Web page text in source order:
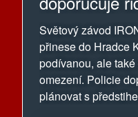
oblasti
vyhnout
Světový závod
přinese do Hradce
podívanou, ale
omezení. Policie
plánovat s